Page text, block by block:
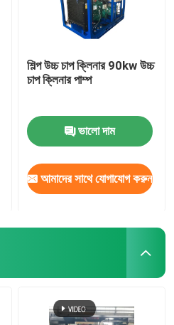
শিল্প উচ্চ চাপ ক্লিনার 90kw উচ্চ
চাপ ক্লিনার পাম্প
ভালো দাম
আমাদের সাথে যোগাযোগ করুন